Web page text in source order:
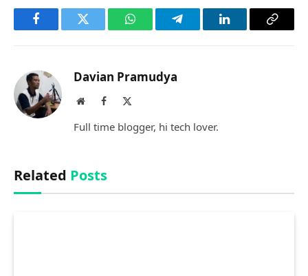
FacebookTwitter WhatsAppTelegramLinkedInCopy
Davian Pramudya
WebsiteFacebook
Full time blogger, hi tech lover.
Related Posts